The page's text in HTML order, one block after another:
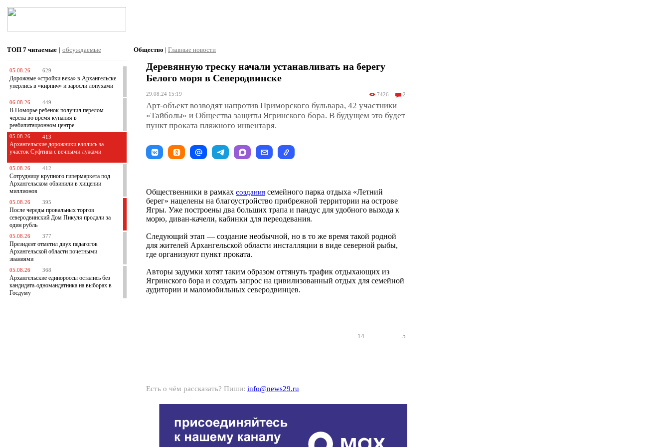
ТОП 7 читаемые | обсуждаемые
05.08.26 629
Дорожные «стройки века» в Архангельске
уперлись в «кирпич» и заросли лопухами
06.08.26 449
В Поморье ребенок получил перелом
черепа во время купания в
реабилитационном центре
05.08.26 413
Архангельские дорожники взялись за
участок Суфтина с вечными лужами
05.08.26 412
Сотрудницу крупного гипермаркета под
Архангельском обвинили в хищении
миллионов
05.08.26 395
После череды провальных торгов
северодвинский Дом Пикуля продали за
один рубль
05.08.26 377
Президент отметил двух педагогов
Архангельской области почетными
званиями
05.08.26 368
Архангельские единороссы остались без
кандидата-одномандатника на выборах в
Госдуму
Общество | Главные новости
Деревянную треску начали устанавливать на берегу
Белого моря в Северодвинске
29.08.24 15:19 7426 2
Арт-объект возводят напротив Приморского бульвара, 42 участники
«Тайболы» и Общества защиты Ягринского бора. В будущем это будет
пункт проката пляжного инвентаря.
Общественники в рамках создания семейного парка отдыха «Летний
берег» нацелены на благоустройство прибрежной территории на острове
Ягры. Уже построены два больших трапа и пандус для удобного выхода к
морю, диван-качели, кабинки для переодевания.
Следующий этап — создание необычной, но в то же время такой родной
для жителей Архангельской области инсталляции в виде северной рыбы,
где организуют пункт проката.
Авторы задумки хотят таким образом оттянуть трафик отдыхающих из
Ягринского бора и создать запрос на цивилизованный отдых для семейной
аудитории и маломобильных северодвинцев.
14 5
Есть о чём рассказать? Пиши: info@news29.ru